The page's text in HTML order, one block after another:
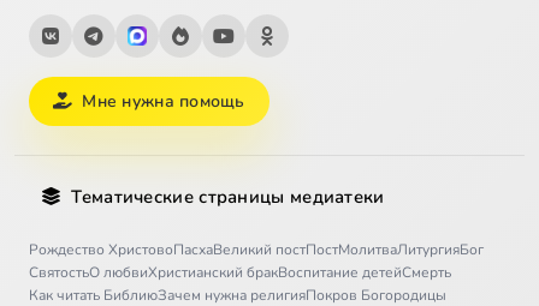
Мне нужна помощь
Тематические страницы медиатеки
Рождество ХристовоПасхаВеликий постПостМолитваЛитургияБог
СвятостьО любвиХристианский бракВоспитание детейСмерть
Как читать БиблиюЗачем нужна религияПокров Богородицы